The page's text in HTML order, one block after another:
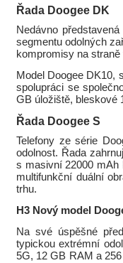
Řada Doogee DK
Nedávno
segmentu odolných
kompromisy na
Model Doogee DK10,
spolupráci se
GB úložiště, bleskové
Řada Doogee S
Telefony ze série
odolnost. Řada
s masivní 22000 mAh
multifunkční duální
trhu.
H3 Nový model
Na své úspěšné
typickou extrémní
5G, 12 GB RAM a